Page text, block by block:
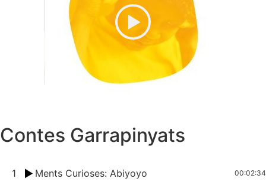
Contes Garrapinyats
1 Ments Curioses: Abiyoyo 00:02:34